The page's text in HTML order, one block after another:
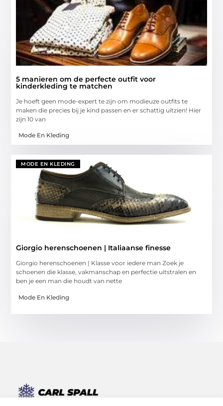
5 manieren om de perfecte outfit voor
kinderkleding te matchen
Je hoeft geen mode-expert te zijn om modieuze outfits te
maken die precies bij je kind passen en er schattig uitzien! Hier
zijn 10 van
Mode En Kleding
MODE EN KLEDING
Giorgio herenschoenen | Italiaanse finesse
Giorgio herenschoenen | Klasse voor iedere man Zoek je
schoenen die klasse, vakmanschap en perfectie uitstralen en
ben je een man die houdt van nette
Mode En Kleding